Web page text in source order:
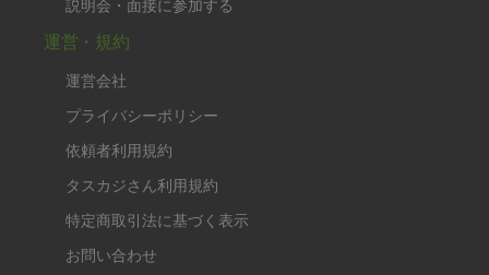
説明会・面接に参加する
運営・規約
運営会社
プライバシーポリシー
依頼者利用規約
タスカジさん利用規約
特定商取引法に基づく表示
お問い合わせ